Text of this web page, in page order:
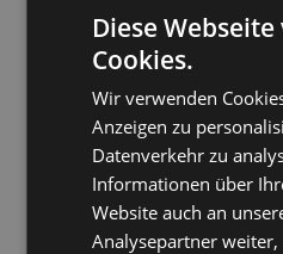
Diese
Cookies.
Wir verwenden
Anzeigen zu
Datenverkehr zu
Informationen über
Website auch an
Analysepartner weiter,